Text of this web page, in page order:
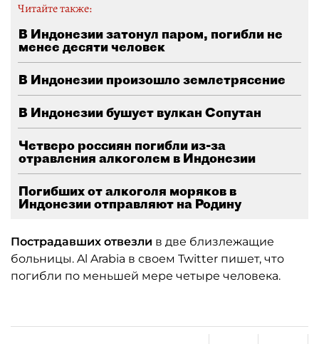
Читайте также:
В Индонезии затонул паром, погибли не
менее десяти человек
В Индонезии произошло землетрясение
В Индонезии бушует вулкан Сопутан
Четверо россиян погибли из-за
отравления алкоголем в Индонезии
Погибших от алкоголя моряков в
Индонезии отправляют на Родину
Пострадавших отвезли в две близлежащие
больницы. Al Arabia в своем Twitter пишет, что
погибли по меньшей мере четыре человека.